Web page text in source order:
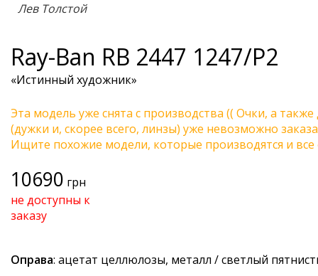
Лев Толстой
Ray-Ban RB 2447 1247/P2
«Истинный художник»
Эта модель уже снята с производства (( Очки, а
(дужки и, скорее всего, линзы) уже невозможно
Ищите похожие модели, которые производятся и
10690 грн
не доступны к
заказу
Оправа: ацетат целлюлозы, металл / светлый